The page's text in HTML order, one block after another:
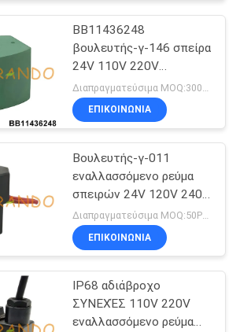
BB11436248
βουλευτής-γ-146 σπείρα
24V 110V 220V
βαλβίδων σωληνοειδών
τύπων ASCO
ΕΠΙΚΟΙΝΩΝΙΑ
Βουλευτής-γ-011
εναλλασσόμενο ρεύμα
σπειρών 24V 120V 240V
βαλβίδων σωληνοειδών
για Fryer πενών Henny
Διαπραγματεύσιμα MOQ:50PCS
ΕΠΙΚΟΙΝΩΝΙΑ
IP68 αδιάβροχο
ΣΥΝΕΧΈΣ 110V 220V
εναλλασσόμενο ρεύμα